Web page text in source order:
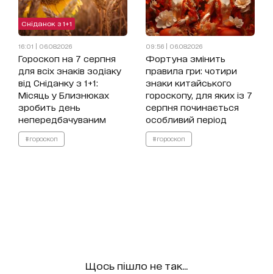
Сніданок з 1+1
16:01 | 06.08.2026
Гороскоп на 7 серпня
для всіх знаків зодіаку
від Сніданку з 1+1:
Місяць у Близнюках
зробить день
непередбачуваним
#гороскоп
09:56 | 06.08.2026
Фортуна змінить
правила гри: чотири
знаки китайського
гороскопу, для яких із 7
серпня починається
особливий період
#гороскоп
Щось пішло не так...